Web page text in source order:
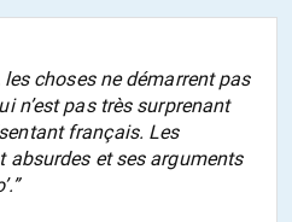
les choses ne démarrent pas
n’est pas très surprenant
français. Les
absurdes et ses arguments